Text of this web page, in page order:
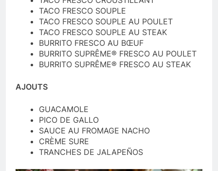
TACO FRESCO SOUPLE
TACO FRESCO SOUPLE AU POULET
TACO FRESCO SOUPLE AU STEAK
BURRITO FRESCO AU BŒUF
BURRITO SUPRÊME® FRESCO AU POULET
BURRITO SUPRÊME® FRESCO AU STEAK
AJOUTS
GUACAMOLE
PICO DE GALLO
SAUCE AU FROMAGE NACHO
CRÈME SURE
TRANCHES DE JALAPEÑOS